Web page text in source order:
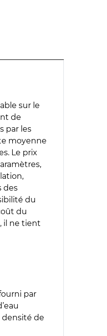
sur le
de
par les
moyenne
Le prix
des
du
du
il ne tient
par
densité de